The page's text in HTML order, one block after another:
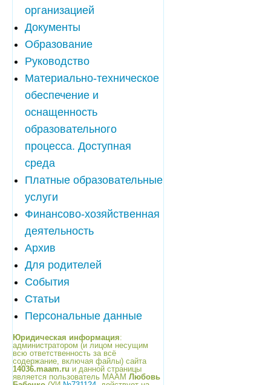
организацией
Документы
Образование
Руководство
Материально-техническое
обеспечение и
оснащенность
образовательного
процесса. Доступная
среда
Платные образовательные
услуги
Финансово-хозяйственная
деятельность
Архив
Для родителей
События
Статьи
Персональные данные
Юридическая информация:
администратором (и лицом несущим
всю ответственность за всё
содержание, включая файлы) сайта
14036.maam.ru и данной страницы
является пользователь МААМ Любовь